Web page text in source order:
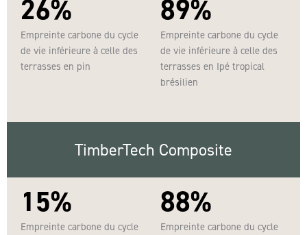
26%
Empreinte carbone du cycle
de vie inférieure à celle des
terrasses en pin
89%
Empreinte carbone du cycle
de vie inférieure à celle des
terrasses en Ipé tropical
brésilien
TimberTech Composite
15%
Empreinte carbone du cycle
88%
Empreinte carbone du cycle